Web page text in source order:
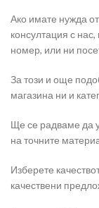
Ако имате нужда
консултация с
номер, или ни
За този и още
магазина ни и
Ще се радваме да
на точните
Изберете
качествени